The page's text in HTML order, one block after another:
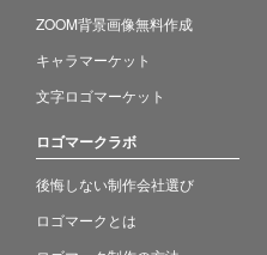
ZOOM背景画像無料作成
キャラマーケット
文字ロゴマーケット
ロゴマークラボ
後悔しない制作会社選び
ロゴマークとは